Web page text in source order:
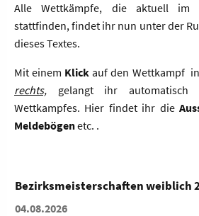
Alle Wettkämpfe, die aktuell im
stattfinden, findet ihr nun unter der
dieses Textes.
Mit einem Klick auf den Wettkampf
rechts, gelangt ihr automatisch
Wettkampfes. Hier findet ihr die
Meldebögenetc. .
Bezirksmeisterschaften weiblich
04.08.2026